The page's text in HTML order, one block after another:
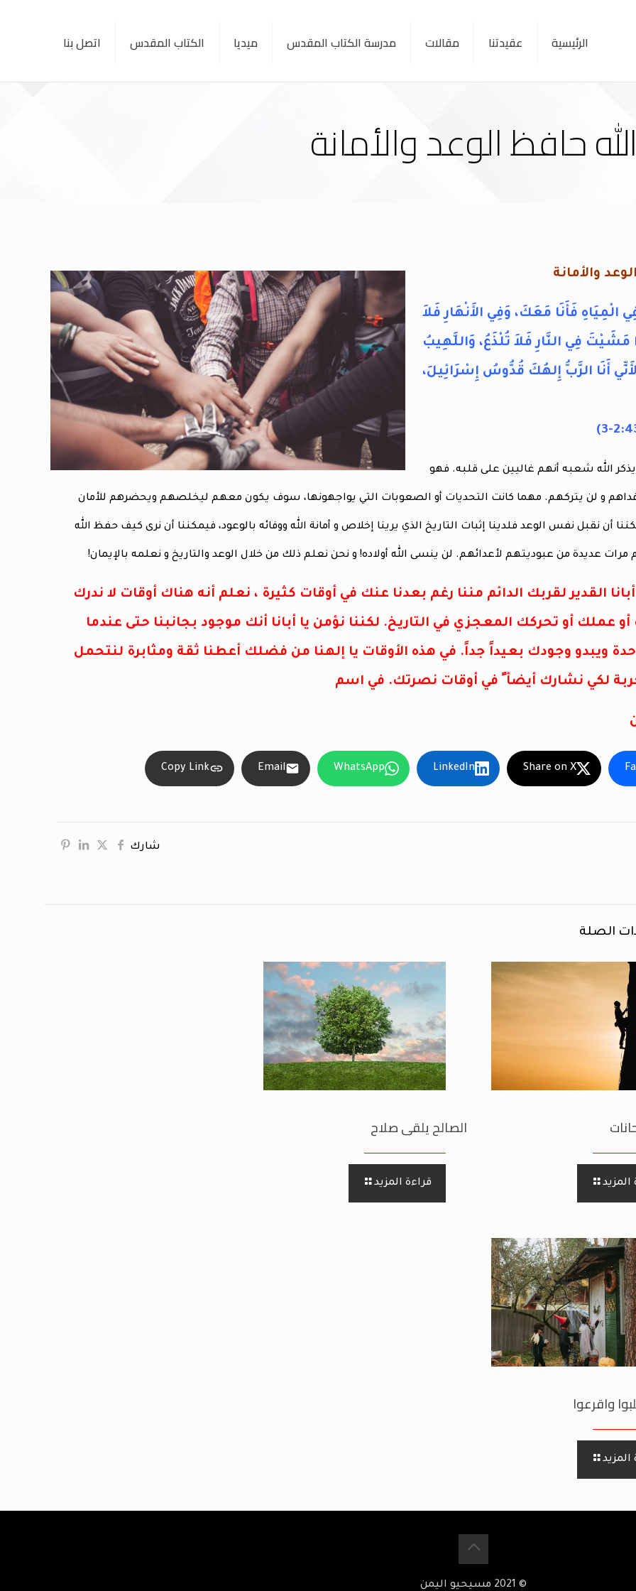
الرئيسية عقيدتنا مقالات مدرسة الكتاب المقدس ميديا الكتاب المقدس اتصل بنا
الله حافظ الوعد والأمانة
والأمانة
الْمِيَاهِ فَأَنَا مَعَكَ، وَفِي الأَنْهَارِ فَلاَ
مَشَيْتَ فِي النَّارِ فَلاَ تُلْذَعُ، وَاللَّهِيبُ
أَنَا الرَّبُّ إِلهُكَ قُدُّوسُ إِسْرَائِيلَ،
يذكر الله شعبه أنهم غاليين على قلبه. فهو
و لن يتركهم. مهما كانت التحديات أو الصعوبات التي يواجهونها، سوف يكون معهم ليخلصهم ويحضرهم للأمان
أن نقبل نفس الوعد فلدينا إثبات التاريخ الذي يرينا إخلاص و أمانة الله ووفائه بالوعود، فيمكننا أن نرى كيف حفظ الله
عديدة من عبوديتهم لأعدائهم. لن ينسى الله أولاده! و نحن نعلم ذلك من خلال الوعد والتاريخ و نعلمه بالإيمان!
القدير لقربك الدائم مننا رغم بعدنا عنك في أوقات كثيرة ، نعلم أنه هناك أوقات لا ندرك
عملك أو تحركك المعجزي في التاريخ. لكننا نؤمن يا أبانا أنك موجود بجانبنا حتى عندما
ويبدو وجودك بعيداً جداً. في هذه الأوقات يا إلهنا من فضلك أعطنا ثقة ومثابرة لنتحمل
لكي نشارك أيضأ ً في أوقات نصرتك. في اسم
Share on X
LinkedIn
WhatsApp
Email
Copy Link
شارك
الصلة
المزيد
الصالح يلقى صلاح
قراءة المزيد
واقرعوا
المزيد
© 2021 مسيحيو اليمن